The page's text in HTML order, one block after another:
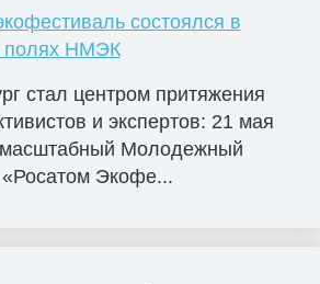
состоялся в
полях НМЭК
стал центром притяжения
и экспертов: 21 мая
Молодежный
Экофе...